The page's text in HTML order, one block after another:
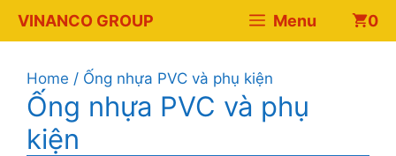
đến
dung
VINANCO GROUP Menu 0
Home / Ống nhựa PVC và phụ kiện
Ống nhựa PVC và phụ
kiện